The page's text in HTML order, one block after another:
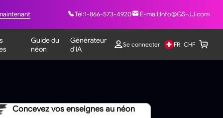
Tél:1-866-573-4920 E-mail:Info@GS-JJ.com
Guide du
néon
Générateur
d'IA
Se connecter FR CHF
Concevez vos enseignes au néon